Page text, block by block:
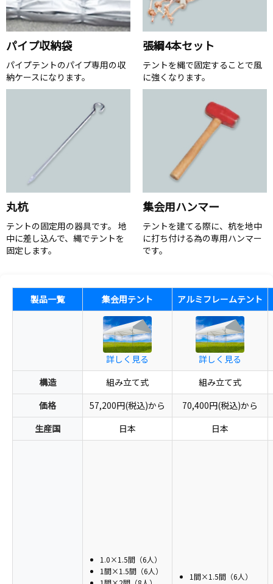
パイプ収納袋
パイプテントのパイプ専用の収
納ケースになります。
張綱4本セット
テントを縄で固定することで風
に強くなります。
丸杭
テントの固定用の器具です。 地
中に差し込んで、縄でテントを
固定します。
集会用ハンマー
テントを建てる際に、杭を地中
に打ち付ける為の専用ハンマー
です。
製品一覧 集会用テント アルミフレームテント
詳しく見る
詳しく見る
構造
組み立て式
組み立て式
価格
57,200円(税込)から
70,400円(税込)から
生産国
日本 日本
1.0×1.5間（6人）
1間×1.5間（6人）
1間×1.5間（6人）